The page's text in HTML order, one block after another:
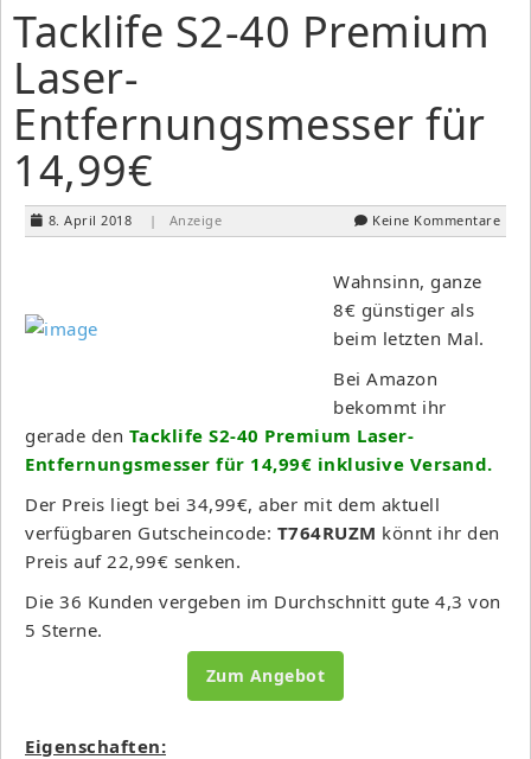
Tacklife S2-40 Premium
Laser-
Entfernungsmesser für
14,99€
8. April 2018 | Anzeige Keine Kommentare
Wahnsinn, ganze
8€ günstiger als
beim letzten Mal.
Bei Amazon
bekommt ihr
gerade den Tacklife S2-40 Premium Laser-
Entfernungsmesser für 14,99€ inklusive Versand.
Der Preis liegt bei 34,99€, aber mit dem aktuell
verfügbaren Gutscheincode: T764RUZM könnt ihr den
Preis auf 22,99€ senken.
Die 36 Kunden vergeben im Durchschnitt gute 4,3 von
5 Sterne.
Zum Angebot
Eigenschaften: